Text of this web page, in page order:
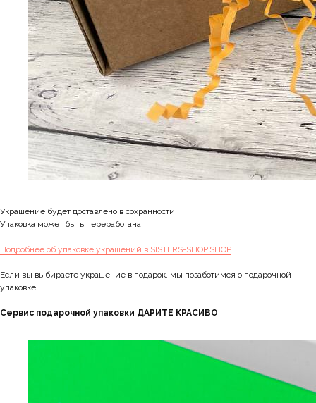
Украшение будет доставлено в сохранности.
Упаковка может быть переработана
Подробнее об упаковке украшений в SISTERS-SHOP.SHOP
Если вы выбираете украшение в подарок, мы позаботимся о подарочной
упаковке
Сервис подарочной упаковки ДАРИТЕ КРАСИВО